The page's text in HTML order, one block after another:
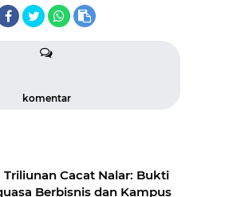
komentar
Triliunan Cacat Nalar: Bukti
Berbisnis dan Kampus